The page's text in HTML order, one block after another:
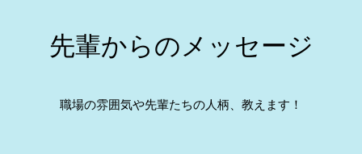
先輩からのメッセージ
職場の雰囲気や先輩たちの人柄、教えます！